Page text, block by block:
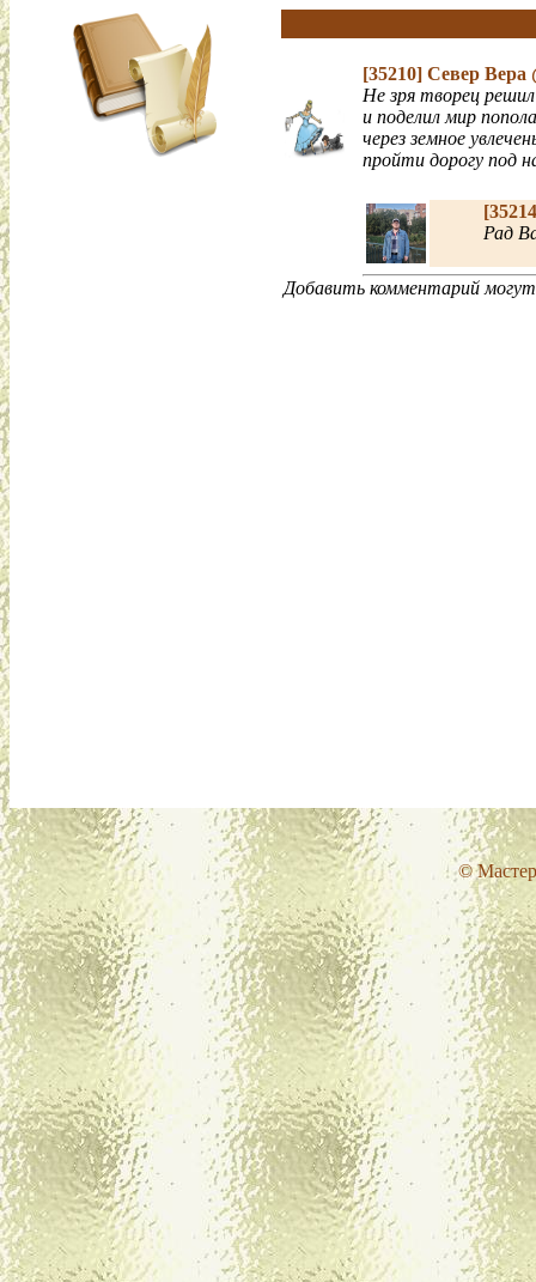
[35210] Север Вера
Не зря творец
и поделил мир
через земное
пройти дорогу под
Рад
Добавить комментарий
©